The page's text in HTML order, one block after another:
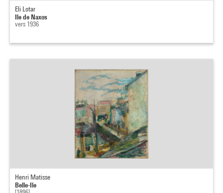
Eli Lotar
Ile de Naxos
vers 1936
Henri Matisse
Belle-Ile